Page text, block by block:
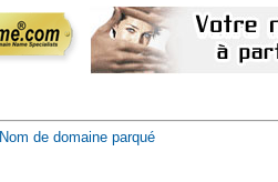
de domaine parqué